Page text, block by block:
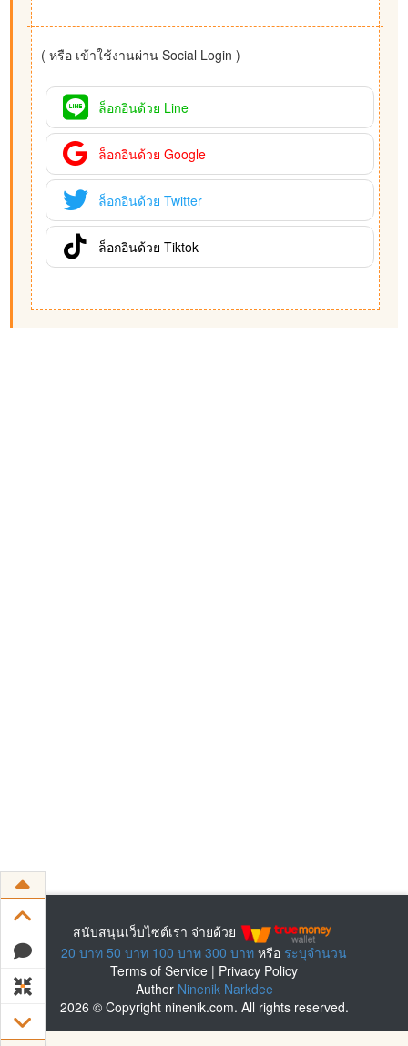
( หรือ เข้าใช้งานผ่าน Social Login )
ล็อกอินด้วย Line
ล็อกอินด้วย Google
ล็อกอินด้วย Twitter
ล็อกอินด้วย Tiktok
สนับสนุนเว็บไซต์เรา จ่ายด้วย
20 บาท 50 บาท 100 บาท 300 บาท หรือ ระบุจำนวน
Terms of Service | Privacy Policy
Author Ninenik Narkdee
2026 © Copyright ninenik.com. All rights reserved.